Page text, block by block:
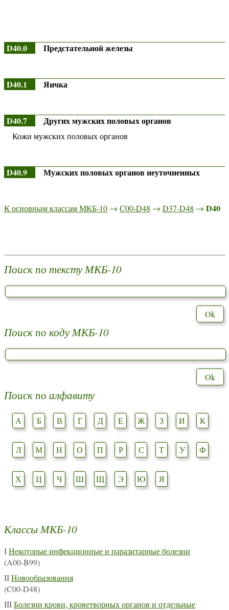
D40.0 Предстательной железы
D40.1 Яичка
D40.7 Других мужских половых органов
Кожи мужских половых органов
D40.9 Мужских половых органов неуточненных
К основным классам МКБ-10 → C00-D48 → D37-D48 → D40
Поиск по тексту МКБ-10
Поиск по коду МКБ-10
Поиск по алфавиту
А Б В Г Д Е Ж З И К
Л М Н О П Р С Т У Ф
Х Ц Ч Ш Щ Э Ю Я
Классы МКБ-10
IНекоторые инфекционные и паразитарные болезни
(A00-B99)
IIНовообразования
(C00-D48)
IIIБолезни крови, кроветворных органов и отдельные